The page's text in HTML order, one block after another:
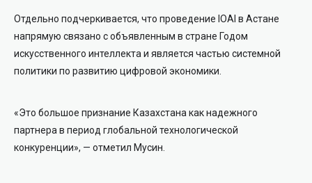
Отдельно подчеркивается, что проведение IOAI в Астане
напрямую связано с объявленным в стране Годом
искусственного интеллекта и является частью системной
политики по развитию цифровой экономики.
«Это большое признание Казахстана как надежного
партнера в период глобальной технологической
конкуренции», — отметил Мусин.